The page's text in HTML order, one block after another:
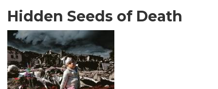
Hidden Seeds of Death